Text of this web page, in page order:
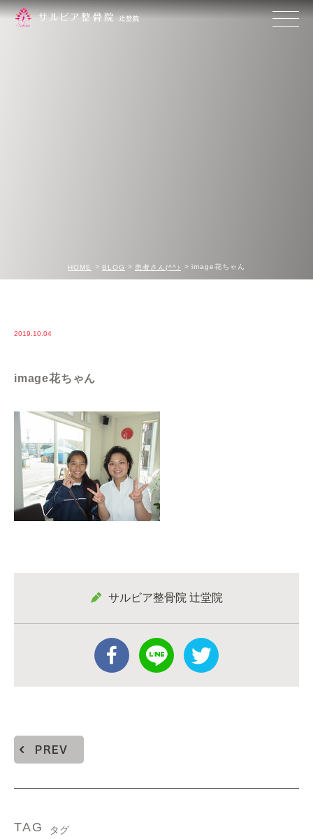
HOME BLOG 患者さん(^^♪ image花ちゃん
2019.10.04
image花ちゃん
サルビア整骨院 辻堂院
PREV
TAG タグ